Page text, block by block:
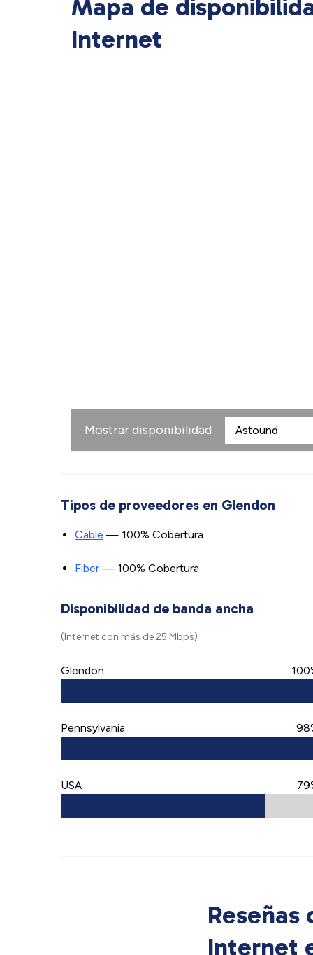
Mapa de
Internet
Mostrar disponibilidad
Tipos de proveedores en Glendon
Cable — 100% Cobertura
Fiber — 100% Cobertura
Disponibilidad de banda ancha
(Internet con más de 25 Mbps)
Glendon
Pennsylvania
USA
Internet